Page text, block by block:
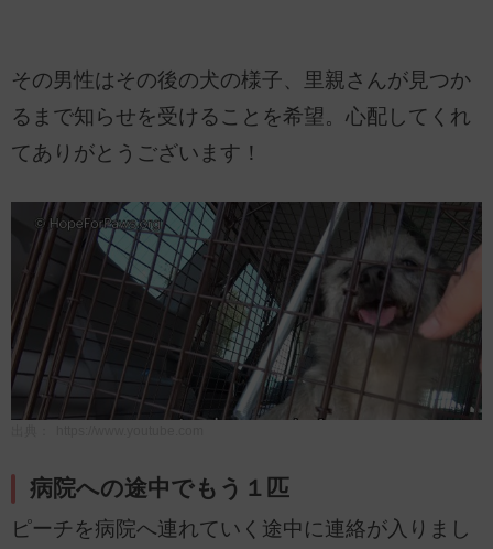
その男性はその後の犬の様子、里親さんが見つか
るまで知らせを受けることを希望。心配してくれ
てありがとうございます！
病院への途中でもう１匹
ピーチを病院へ連れていく途中に連絡が入りまし